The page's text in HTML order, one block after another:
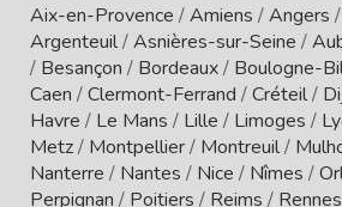
Aix-en-Provence /Amiens /Angers /
Argenteuil/Asnières-sur-Seine /
/ Besançon / Bordeaux/ Boulogne-
Caen /Clermont-Ferrand /Créteil/
Havre / Le Mans / Lille / Limoges /
Metz/ Montpellier/ Montreuil/
Nanterre / Nantes / Nice / Nîmes /
Perpignan / Poitiers / Reims / Rennes